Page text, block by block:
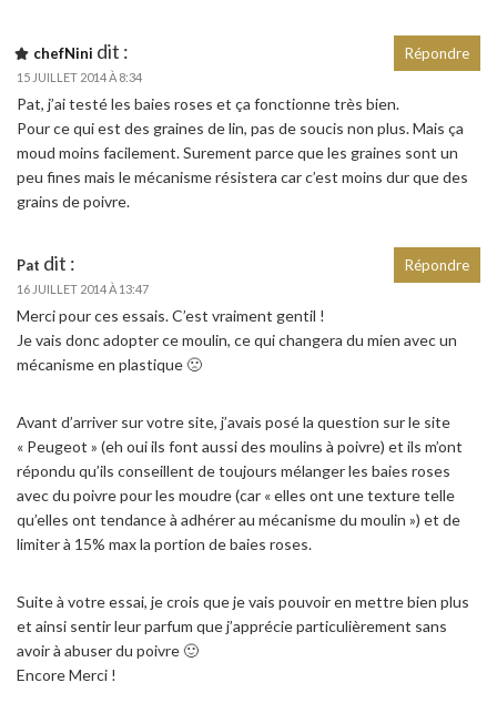
chefNini dit :
15 JUILLET 2014 À 8:34
Pat, j’ai testé les baies roses et ça fonctionne très bien.
Pour ce qui est des graines de lin, pas de soucis non plus. Mais ça
moud moins facilement. Surement parce que les graines sont un
peu fines mais le mécanisme résistera car c’est moins dur que des
grains de poivre.
Répondre
Pat dit :
16 JUILLET 2014 À 13:47
Merci pour ces essais. C’est vraiment gentil !
Je vais donc adopter ce moulin, ce qui changera du mien avec un
mécanisme en plastique 🙁
Avant d’arriver sur votre site, j’avais posé la question sur le site
« Peugeot » (eh oui ils font aussi des moulins à poivre) et ils m’ont
répondu qu’ils conseillent de toujours mélanger les baies roses
avec du poivre pour les moudre (car « elles ont une texture telle
qu’elles ont tendance à adhérer au mécanisme du moulin ») et de
limiter à 15% max la portion de baies roses.
Suite à votre essai, je crois que je vais pouvoir en mettre bien plus
et ainsi sentir leur parfum que j’apprécie particulièrement sans
avoir à abuser du poivre 🙂
Encore Merci !
Répondre